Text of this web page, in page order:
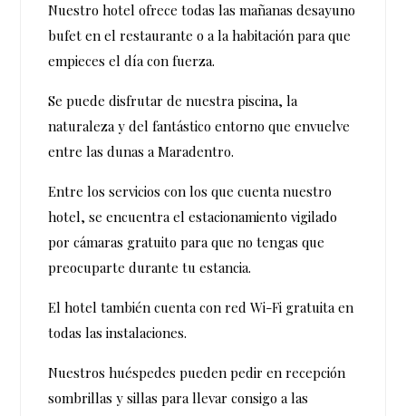
Nuestro hotel ofrece todas las mañanas desayuno
bufet en el restaurante o a la habitación para que
empieces el día con fuerza.
Se puede disfrutar de nuestra piscina, la
naturaleza y del fantástico entorno que envuelve
entre las dunas a Maradentro.
Entre los servicios con los que cuenta nuestro
hotel, se encuentra el estacionamiento vigilado
por cámaras gratuito para que no tengas que
preocuparte durante tu estancia.
El hotel también cuenta con red Wi-Fi gratuita en
todas las instalaciones.
Nuestros huéspedes pueden pedir en recepción
sombrillas y sillas para llevar consigo a las